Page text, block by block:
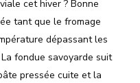
cet hiver ? Bonne
tant que le fromage
dépassant les
fondue savoyarde suit
pressée cuite et la